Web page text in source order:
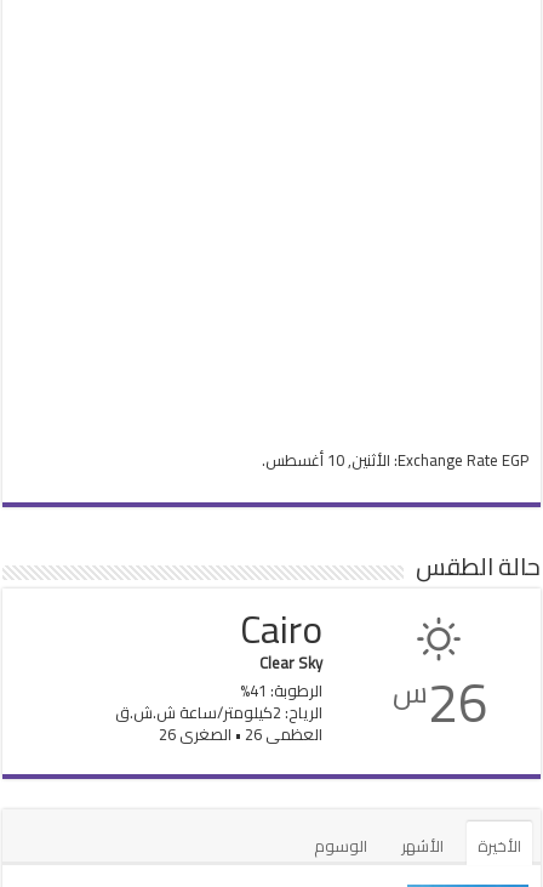
Exchange Rate EGP : الأثنين, 10 أغسطس.
حالة الطقس
26س
Cairo
Clear Sky
الرطوبة: 41%
الرياح: 2كيلومتر/ساعة ش.ش.ق‎
العظمى 26 • الصغرى 26
الأخيرة الأشهر
الوسوم